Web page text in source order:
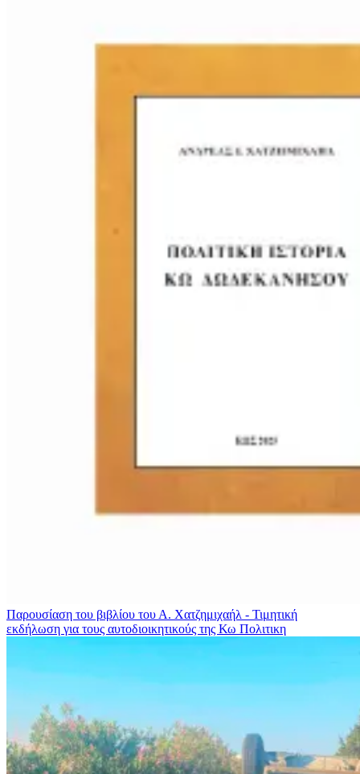
Παρουσίαση του βιβλίου του Α. Χατζημιχαήλ - Τιμητική
εκδήλωση για τους αυτοδιοικητικούς της Κω Πολιτικη